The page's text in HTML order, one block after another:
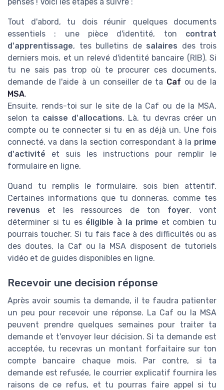
penses ! Voici les étapes à suivre :
Tout d'abord, tu dois réunir quelques documents
essentiels : une pièce d'identité, ton contrat
d'apprentissage, tes bulletins de salaires des trois
derniers mois, et un relevé d'identité bancaire (RIB). Si
tu ne sais pas trop où te procurer ces documents,
demande de l'aide à un conseiller de ta Caf ou de la
MSA.
Ensuite, rends-toi sur le site de la Caf ou de la MSA,
selon ta caisse d'allocations. Là, tu devras créer un
compte ou te connecter si tu en as déjà un. Une fois
connecté, va dans la section correspondant à la prime
d'activité et suis les instructions pour remplir le
formulaire en ligne.
Quand tu remplis le formulaire, sois bien attentif.
Certaines informations que tu donneras, comme tes
revenus et les ressources de ton foyer, vont
déterminer si tu es éligible à la prime et combien tu
pourrais toucher. Si tu fais face à des difficultés ou as
des doutes, la Caf ou la MSA disposent de tutoriels
vidéo et de guides disponibles en ligne.
Recevoir une decision réponse
Après avoir soumis ta demande, il te faudra patienter
un peu pour recevoir une réponse. La Caf ou la MSA
peuvent prendre quelques semaines pour traiter ta
demande et t'envoyer leur décision. Si ta demande est
acceptée, tu recevras un montant forfaitaire sur ton
compte bancaire chaque mois. Par contre, si ta
demande est refusée, le courrier explicatif fournira les
raisons de ce refus, et tu pourras faire appel si tu